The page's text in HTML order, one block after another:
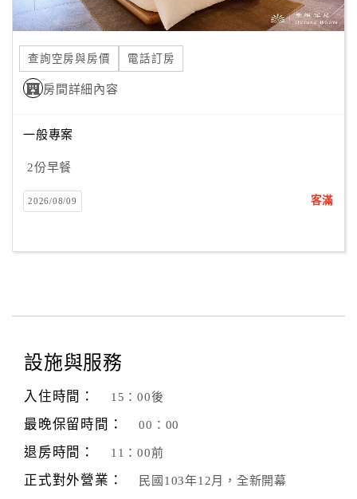
房
請
款
收
提
案
商
合
作
查詢空房與房價 電話訂房
房間詳細內容
一般專案
2份早餐
2026/08/09 客滿
設施與服務
入住時間： 15：00後
最晚保留時間： 00：00
退房時間： 11：00前
正式對外營業： 民國103年12月，全新開幕